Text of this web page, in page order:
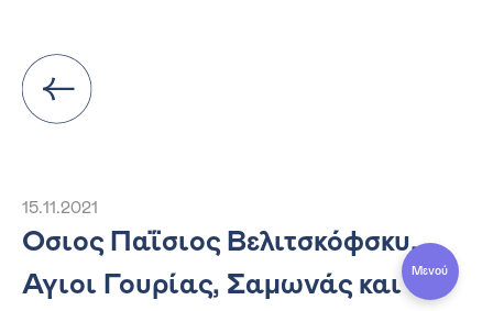
Μενού
15.11.2021
Όσιος Παΐσιος Βελιτσκόφσκυ.
Άγιοι Γουρίας, Σαμωνάς και